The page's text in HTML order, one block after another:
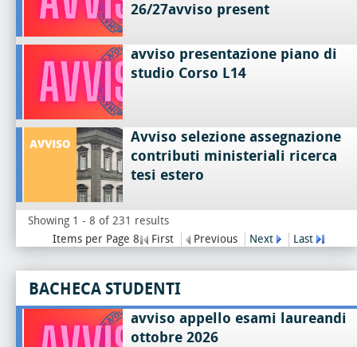
26/27avviso present
avviso presentazione piano di
studio Corso L14
Avviso selezione assegnazione
contributi ministeriali ricerca
tesi estero
Showing 1 - 8 of 231 results
Items per Page 8
First Previous Next Last
BACHECA STUDENTI
avviso appello esami laureandi
ottobre 2026